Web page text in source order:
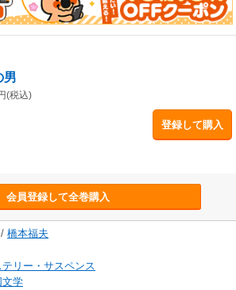
男
(税込)
登録して購入
会員登録して全巻購入
/ 橋本福夫
テリー・サスペンス
文学